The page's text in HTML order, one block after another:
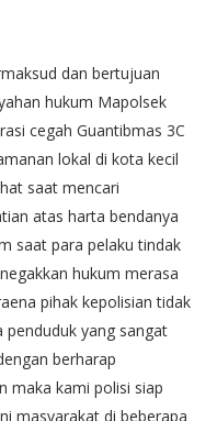
dan bertujuan
hukum Mapolsek
cegah Guantibmas 3C
lokal di kota kecil
saat mencari
atas harta bendanya
saat para pelaku tindak
hukum merasa
pihak kepolisian tidak
penduduk yang sangat
berharap
maka kami polisi siap
masyarakat di beberapa